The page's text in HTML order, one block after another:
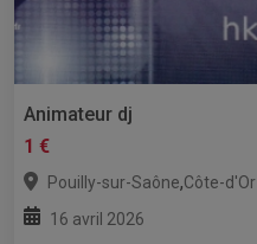
Animateur dj
1 €
Pouilly-sur-Saône,Côte-d'Or
16 avril 2026